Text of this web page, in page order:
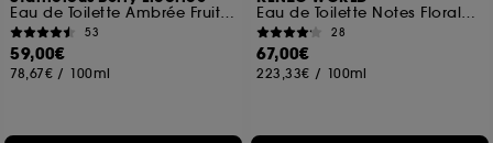
Eau de Toilette Ambrée Fruitée Gourmande
53
59,00€
78,67€ / 100ml
Eau de Toilette Notes Florales Fruitées
28
67,00€
223,33€ / 100ml